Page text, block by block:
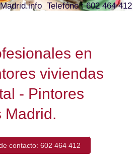
Telefóno : 602 464 412
en
viviendas
- Pintores
Madrid.
contacto: 602 464 412